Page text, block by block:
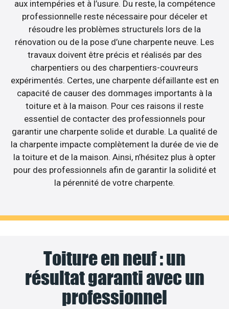
aux intempéries et à l’usure. Du reste, la compétence
professionnelle reste nécessaire pour déceler et
résoudre les problèmes structurels lors de la
rénovation ou de la pose d’une charpente neuve. Les
travaux doivent être précis et réalisés par des
charpentiers ou des charpentiers-couvreurs
expérimentés. Certes, une charpente défaillante est en
capacité de causer des dommages importants à la
toiture et à la maison. Pour ces raisons il reste
essentiel de contacter des professionnels pour
garantir une charpente solide et durable. La qualité de
la charpente impacte complètement la durée de vie de
la toiture et de la maison. Ainsi, n’hésitez plus à opter
pour des professionnels afin de garantir la solidité et
la pérennité de votre charpente.
Toiture en neuf : un
résultat garanti avec un
professionnel